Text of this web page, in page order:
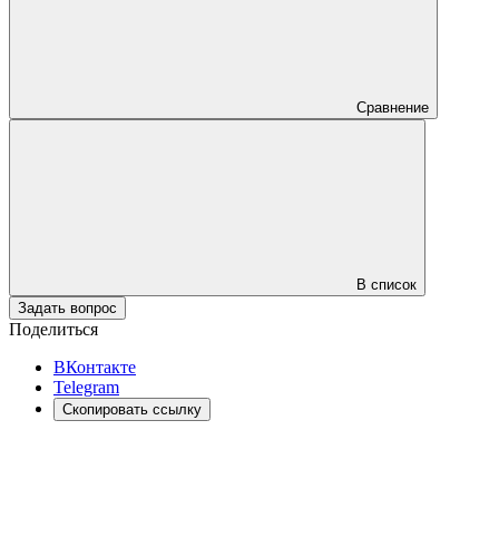
Сравнение
В список
Задать вопрос
Поделиться
ВКонтакте
Telegram
Скопировать ссылку